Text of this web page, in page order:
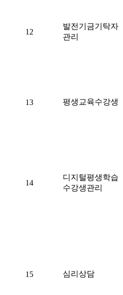
12
발전기금기탁자
관리
13 평생교육수강생
14
디지털평생학습
수강생관리
15 심리상담